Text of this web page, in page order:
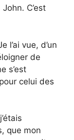
C’est
l’ai vue, d’un
de
s’est
celui des
que mon